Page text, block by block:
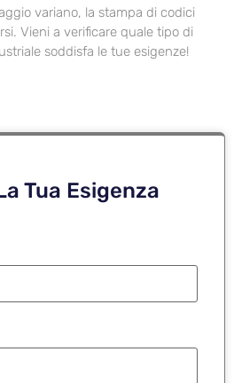
variano, la stampa di codici
Vieni a verificare quale tipo di
soddisfa le tue esigenze!
Tua Esigenza